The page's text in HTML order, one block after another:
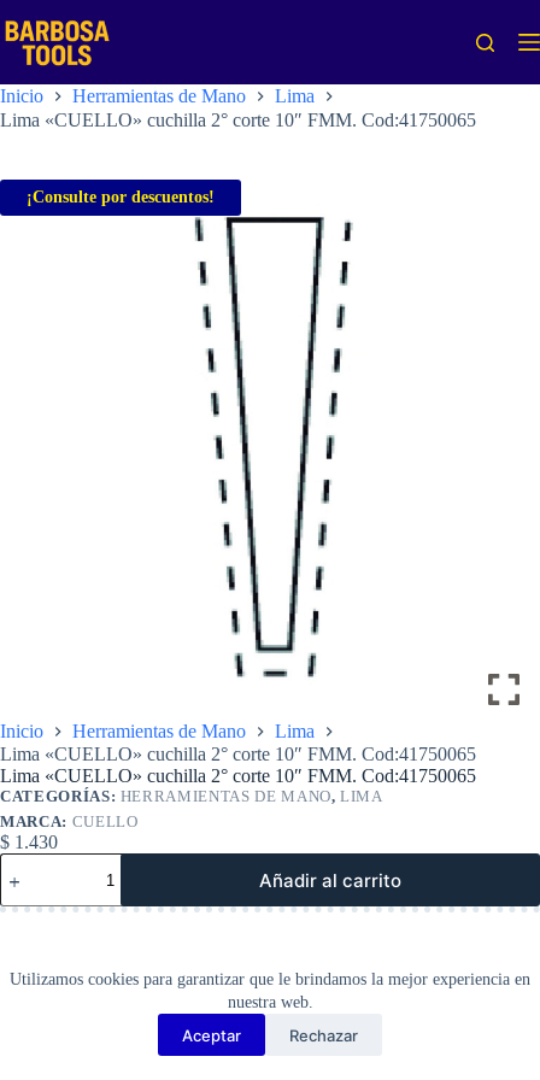
al
contenido
Utilizamos cookies para garantizar que le brindamos la mejor experiencia en
nuestra web.
Aceptar Rechazar
Inicio Herramientas de Mano
Lima
Lima «CUELLO» cuchilla 2° corte 10″ FMM. Cod:41750065
¡Consulte por descuentos!
Inicio Herramientas de Mano
Lima
Lima «CUELLO» cuchilla 2° corte 10″ FMM. Cod:41750065
Lima «CUELLO» cuchilla 2° corte 10″ FMM. Cod:41750065
CATEGORÍAS: HERRAMIENTAS DE MANO,LIMA
MARCA: CUELLO
$ 1.430
Lima
«CUELLO»
cuchilla
FMM.
Añadir al carrito
Copyright Barbosa Tools©